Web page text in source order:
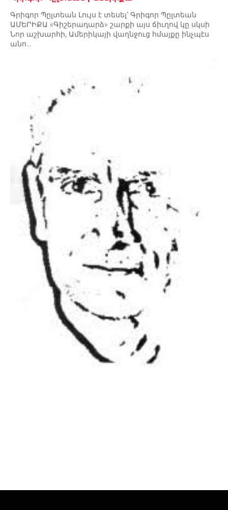
Գրիգոր Պըլտեան Լույս է տեսել՝ Գրիգոր Պըլտեան
ԱՄԵՐԻՔԱ «Գիշերադարձ» շարքի այս ճիւղով կը սկսի
Նոր աշխարհի, Ամերիկայի վաղնջուց հմայքը ինչպէս
անո...